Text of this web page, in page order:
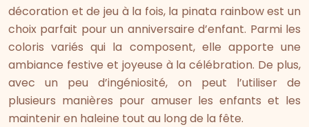
décoration et de jeu à la fois, la pinata rainbow est un
choix parfait pour un anniversaire d’enfant. Parmi les
coloris variés qui la composent, elle apporte une
ambiance festive et joyeuse à la célébration. De plus,
avec un peu d’ingéniosité, on peut l’utiliser de
plusieurs manières pour amuser les enfants et les
maintenir en haleine tout au long de la fête.